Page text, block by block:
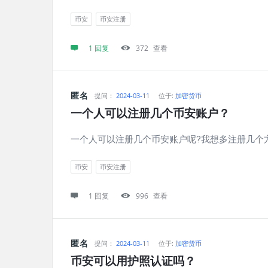
币安 币安注册
1 回复 372 查看
匿名 提问： 2024-03-11 位于: 加密货币
一个人可以注册几个币安账户？
一个人可以注册几个币安账户呢?我想多注册几个
币安 币安注册
1 回复 996 查看
匿名 提问： 2024-03-11 位于: 加密货币
币安可以用护照认证吗？